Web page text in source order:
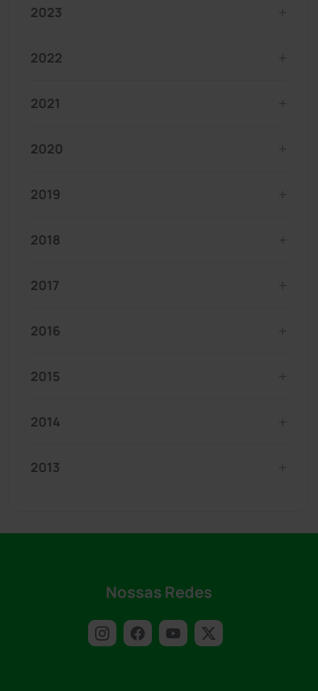
2023
2022
2021
2020
2019
2018
2017
2016
2015
2014
2013
Nossas Redes